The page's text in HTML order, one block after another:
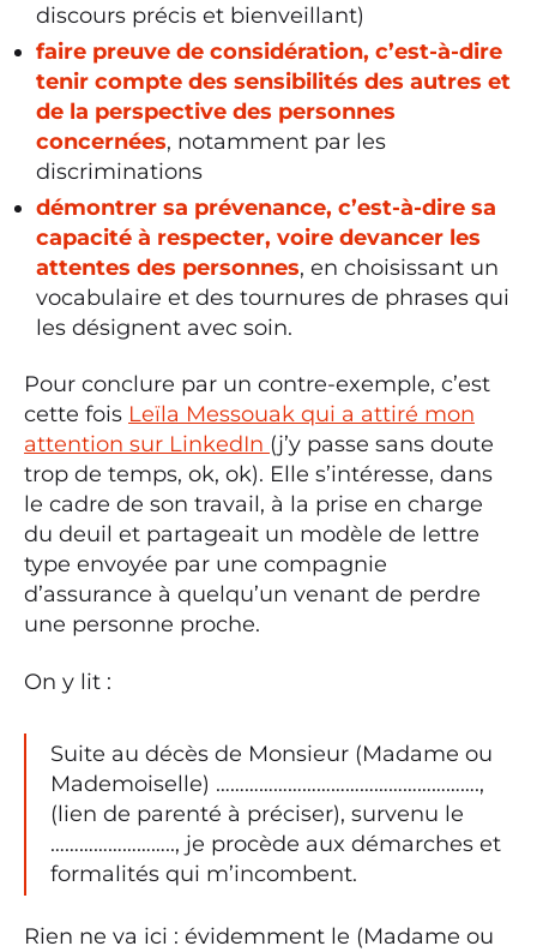
discours précis et bienveillant)
faire preuve de considération, c’est-à-dire
tenir compte des sensibilités des autres et
de la perspective des personnes
concernées, notamment par les
discriminations
démontrer sa prévenance, c’est-à-dire sa
capacité à respecter, voire devancer les
attentes des personnes, en choisissant un
vocabulaire et des tournures de phrases qui
les désignent avec soin.
Pour conclure par un contre-exemple, c’est
cette fois Leïla Messouak qui a attiré mon
attention sur LinkedIn (j’y passe sans doute
trop de temps, ok, ok). Elle s’intéresse, dans
le cadre de son travail, à la prise en charge
du deuil et partageait un modèle de lettre
type envoyée par une compagnie
d’assurance à quelqu’un venant de perdre
une personne proche.
On y lit :
Suite au décès de Monsieur (Madame ou
Mademoiselle) ……………………………………………….,
(lien de parenté à préciser), survenu le
…………………….., je procède aux démarches et
formalités qui m’incombent.
Rien ne va ici : évidemment le (Madame ou